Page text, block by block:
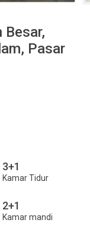
Besar,
Pasar
3+1
Kamar Tidur
2+1
Kamar mandi